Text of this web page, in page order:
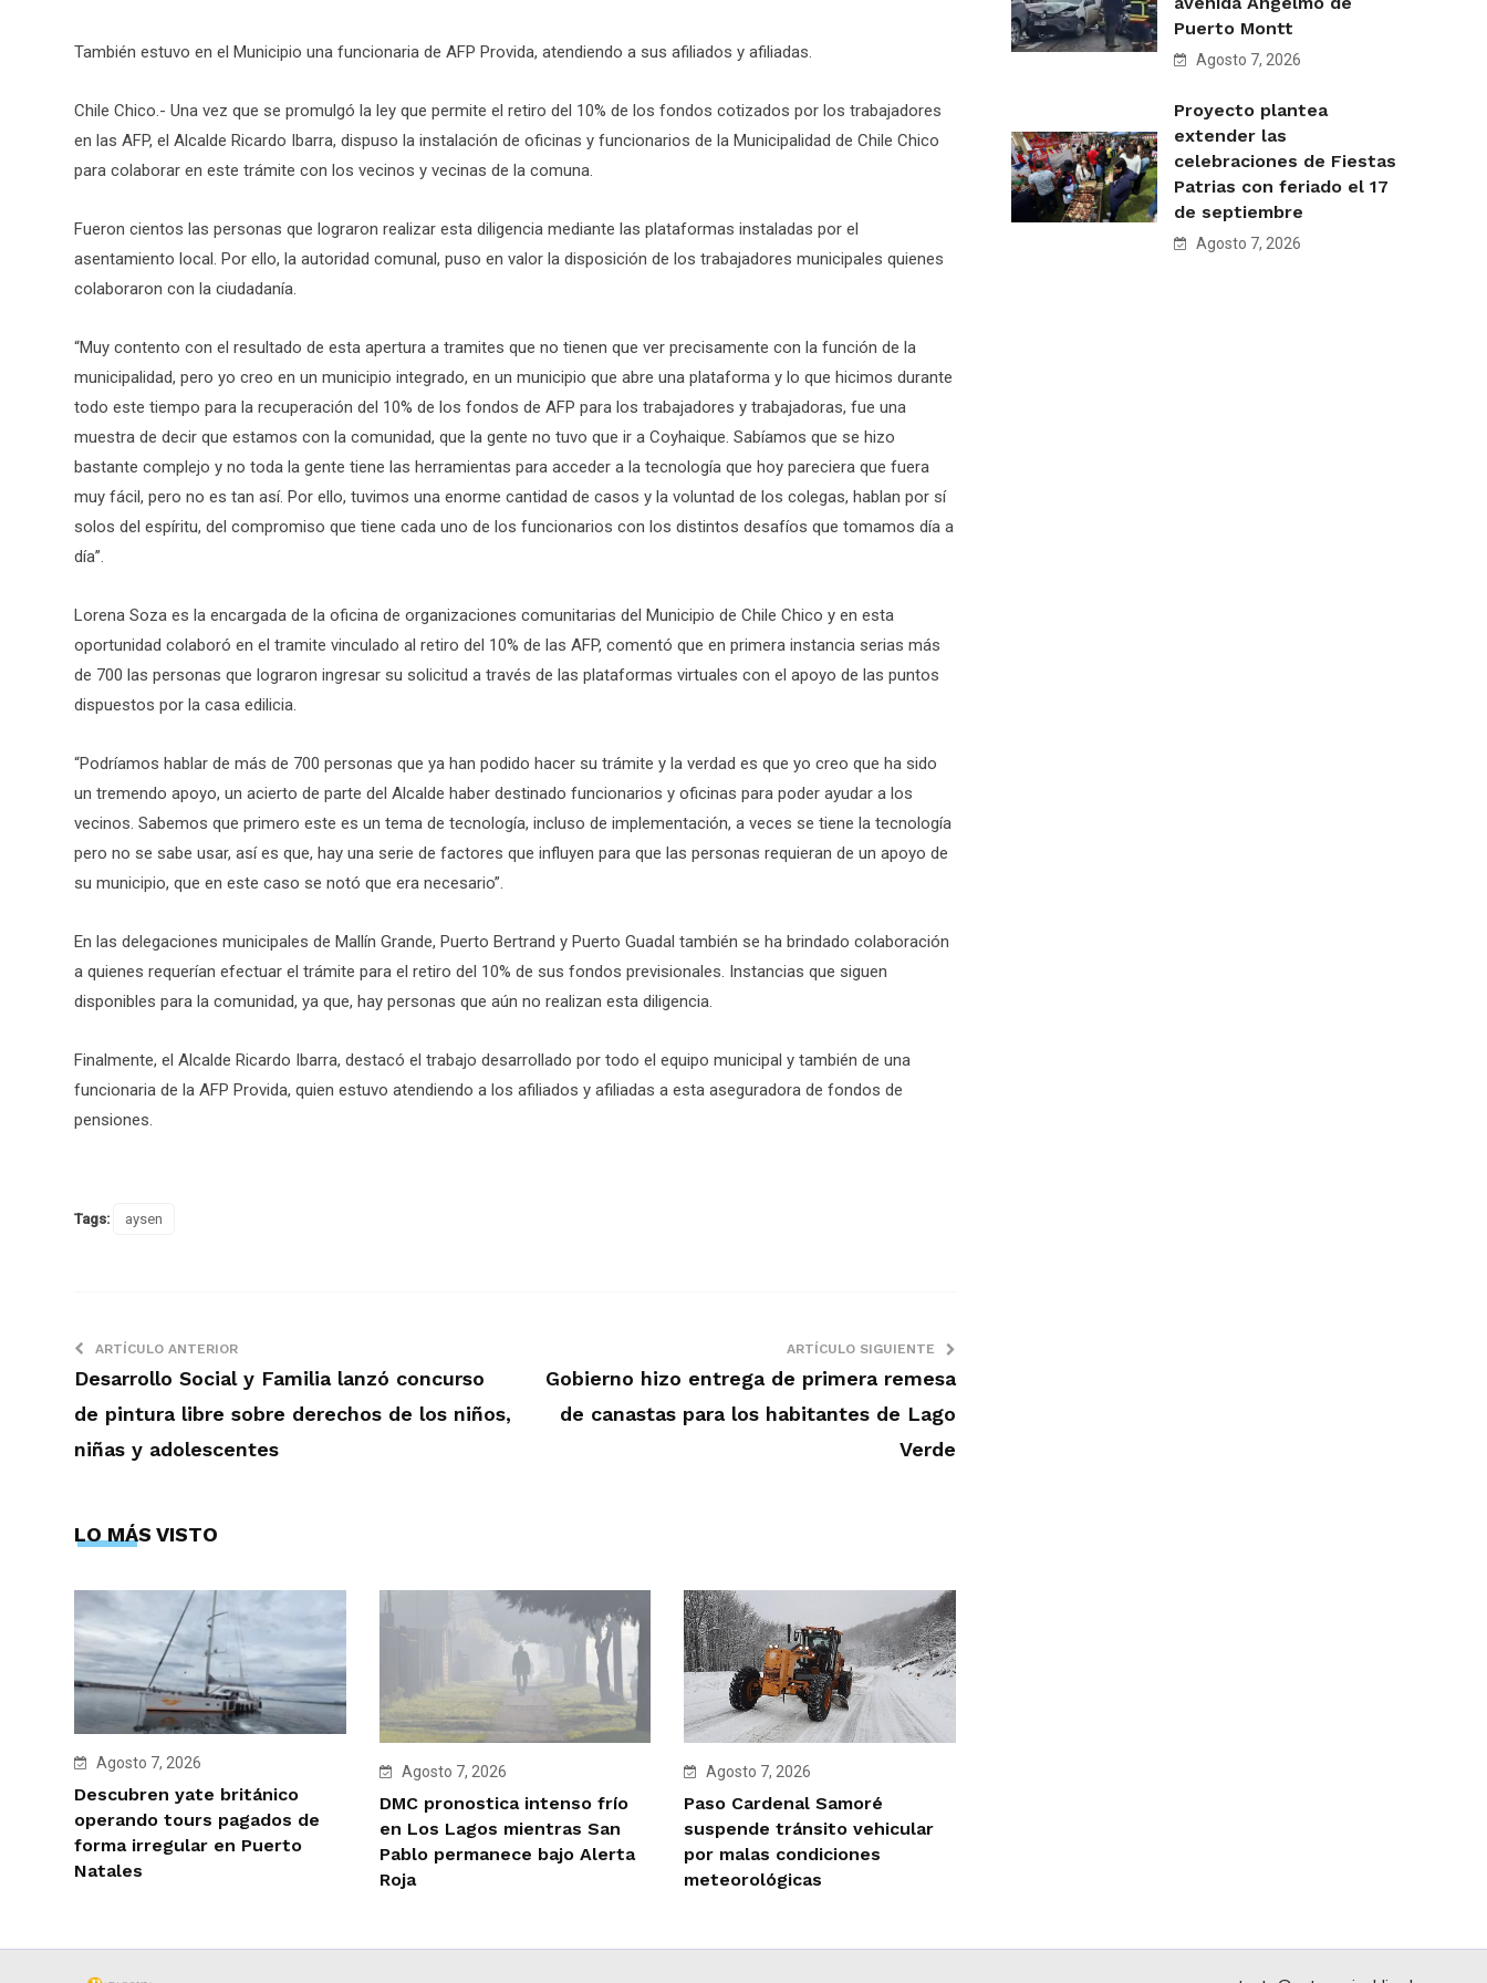
También estuvo en el Municipio una funcionaria de AFP Provida, atendiendo a sus afiliados y afiliadas.
Chile Chico.- Una vez que se promulgó la ley que permite el retiro del 10% de los fondos cotizados por los trabajadores
en las AFP, el Alcalde Ricardo Ibarra, dispuso la instalación de oficinas y funcionarios de la Municipalidad de Chile Chico
para colaborar en este trámite con los vecinos y vecinas de la comuna.
Fueron cientos las personas que lograron realizar esta diligencia mediante las plataformas instaladas por el
asentamiento local. Por ello, la autoridad comunal, puso en valor la disposición de los trabajadores municipales quienes
colaboraron con la ciudadanía.
“Muy contento con el resultado de esta apertura a tramites que no tienen que ver precisamente con la función de la
municipalidad, pero yo creo en un municipio integrado, en un municipio que abre una plataforma y lo que hicimos durante
todo este tiempo para la recuperación del 10% de los fondos de AFP para los trabajadores y trabajadoras, fue una
muestra de decir que estamos con la comunidad, que la gente no tuvo que ir a Coyhaique. Sabíamos que se hizo
bastante complejo y no toda la gente tiene las herramientas para acceder a la tecnología que hoy pareciera que fuera
muy fácil, pero no es tan así. Por ello, tuvimos una enorme cantidad de casos y la voluntad de los colegas, hablan por sí
solos del espíritu, del compromiso que tiene cada uno de los funcionarios con los distintos desafíos que tomamos día a
día”.
Lorena Soza es la encargada de la oficina de organizaciones comunitarias del Municipio de Chile Chico y en esta
oportunidad colaboró en el tramite vinculado al retiro del 10% de las AFP, comentó que en primera instancia serias más
de 700 las personas que lograron ingresar su solicitud a través de las plataformas virtuales con el apoyo de las puntos
dispuestos por la casa edilicia.
“Podríamos hablar de más de 700 personas que ya han podido hacer su trámite y la verdad es que yo creo que ha sido
un tremendo apoyo, un acierto de parte del Alcalde haber destinado funcionarios y oficinas para poder ayudar a los
vecinos. Sabemos que primero este es un tema de tecnología, incluso de implementación, a veces se tiene la tecnología
pero no se sabe usar, así es que, hay una serie de factores que influyen para que las personas requieran de un apoyo de
su municipio, que en este caso se notó que era necesario”.
En las delegaciones municipales de Mallín Grande, Puerto Bertrand y Puerto Guadal también se ha brindado colaboración
a quienes requerían efectuar el trámite para el retiro del 10% de sus fondos previsionales. Instancias que siguen
disponibles para la comunidad, ya que, hay personas que aún no realizan esta diligencia.
Finalmente, el Alcalde Ricardo Ibarra, destacó el trabajo desarrollado por todo el equipo municipal y también de una
funcionaria de la AFP Provida, quien estuvo atendiendo a los afiliados y afiliadas a esta aseguradora de fondos de
pensiones.
Tags: aysen
ARTÍCULO ANTERIOR
Desarrollo Social y Familia lanzó concurso
de pintura libre sobre derechos de los niños,
niñas y adolescentes
ARTÍCULO SIGUIENTE
Gobierno hizo entrega de primera remesa
de canastas para los habitantes de Lago
Verde
LO MÁS VISTO
Agosto 7, 2026
Descubren yate británico
operando tours pagados de
forma irregular en Puerto
Natales
Agosto 7, 2026
DMC pronostica intenso frío
en Los Lagos mientras San
Pablo permanece bajo Alerta
Roja
Agosto 7, 2026
Paso Cardenal Samoré
suspende tránsito vehicular
por malas condiciones
meteorológicas
Puerto Montt
Agosto 7, 2026
Proyecto plantea
extender las
celebraciones de Fiestas
Patrias con feriado el 17
de septiembre
Agosto 7, 2026